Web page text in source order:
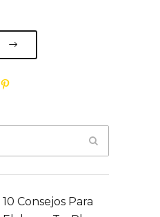
10 Consejos Para